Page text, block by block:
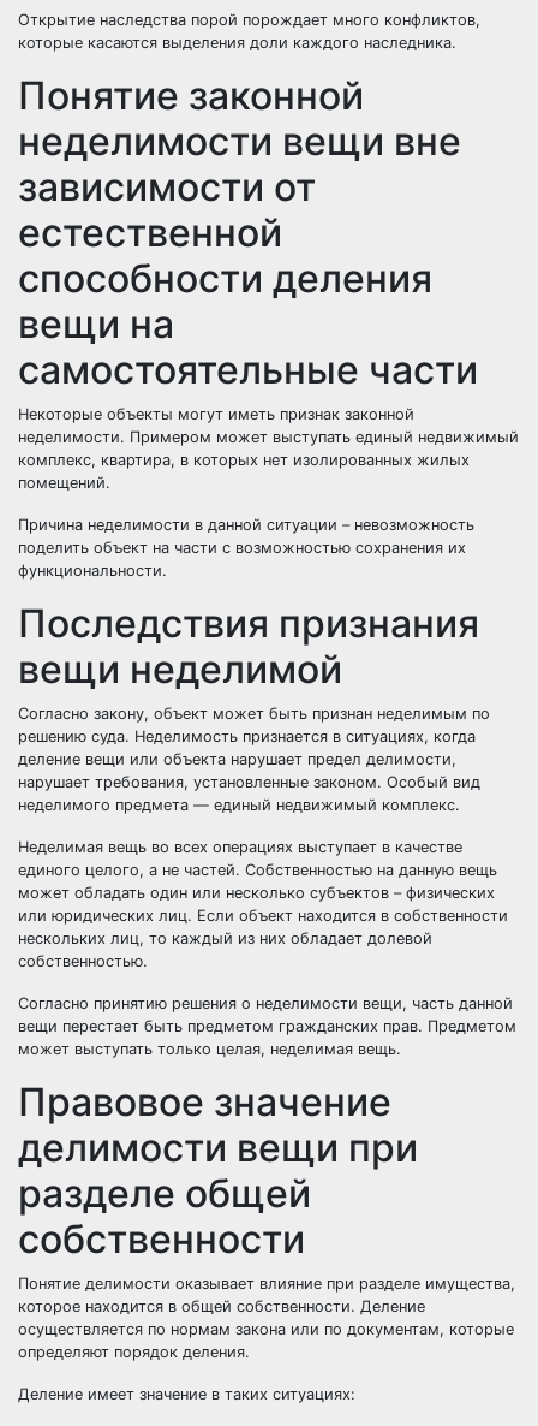
Открытие наследства порой порождает много конфликтов,
которые касаются выделения доли каждого наследника.
Понятие законной
неделимости вещи вне
зависимости от
естественной
способности деления
вещи на
самостоятельные части
Некоторые объекты могут иметь признак законной
неделимости. Примером может выступать единый недвижимый
комплекс, квартира, в которых нет изолированных жилых
помещений.
Причина неделимости в данной ситуации – невозможность
поделить объект на части с возможностью сохранения их
функциональности.
Последствия признания
вещи неделимой
Согласно закону, объект может быть признан неделимым по
решению суда. Неделимость признается в ситуациях, когда
деление вещи или объекта нарушает предел делимости,
нарушает требования, установленные законом. Особый вид
неделимого предмета — единый недвижимый комплекс.
Неделимая вещь во всех операциях выступает в качестве
единого целого, а не частей. Собственностью на данную вещь
может обладать один или несколько субъектов – физических
или юридических лиц. Если объект находится в собственности
нескольких лиц, то каждый из них обладает долевой
собственностью.
Согласно принятию решения о неделимости вещи, часть данной
вещи перестает быть предметом гражданских прав. Предметом
может выступать только целая, неделимая вещь.
Правовое значение
делимости вещи при
разделе общей
собственности
Понятие делимости оказывает влияние при разделе имущества,
которое находится в общей собственности. Деление
осуществляется по нормам закона или по документам, которые
определяют порядок деления.
Деление имеет значение в таких ситуациях: